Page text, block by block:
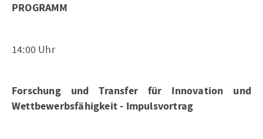
PROGRAMM
14:00 Uhr
Forschung und Transfer für Innovation und
Wettbewerbsfähigkeit - Impulsvortrag